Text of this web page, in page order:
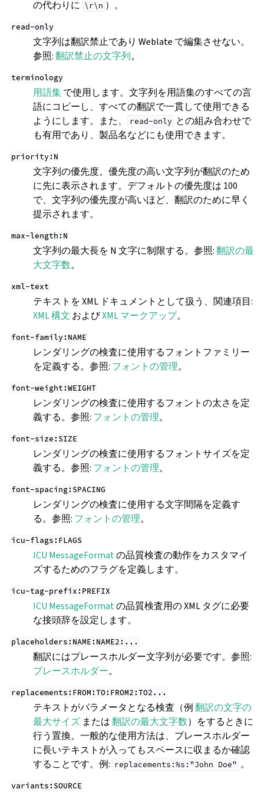
の代わりに \r\n ）。
read-only
文字列は翻訳禁止であり Weblate で編集させない。
参照:翻訳禁止の文字列。
terminology
用語集で使用します。文字列を用語集のすべての言
語にコピーし、すべての翻訳で一貫して使用できる
ようにします。また、
read-only との組み合わせで
も有用であり、製品名などにも使用できます。
priority:N
文字列の優先度。優先度の高い文字列が翻訳のため
に先に表示されます。デフォルトの優先度は 100
で、文字列の優先度が高いほど、翻訳のために早く
提示されます。
max-length:N
文字列の最大長を N 文字に制限する。参照:翻訳の最
大文字数。
xml-text
テキストを XML ドキュメントとして扱う、関連項目:
XML 構文 およびXML マークアップ。
font-family:NAME
レンダリングの検査に使用するフォントファミリー
を定義する。参照: フォントの管理。
font-weight:WEIGHT
レンダリングの検査に使用するフォントの太さを定
義する。参照: フォントの管理。
font-size:SIZE
レンダリングの検査に使用するフォントサイズを定
義する。参照: フォントの管理。
font-spacing:SPACING
レンダリングの検査に使用する文字間隔を定義す
る。参照: フォントの管理。
icu-flags:FLAGS
ICU MessageFormatの品質検査の動作をカスタマイ
ズするためのフラグを定義します。
icu-tag-prefix:PREFIX
ICU MessageFormatの品質検査用の XML タグに必要
な接頭辞を設定します。
placeholders:NAME:NAME2:...
翻訳にはプレースホルダー文字列が必要です。参照:
プレースホルダー。
replacements:FROM:TO:FROM2:TO2...
テキストがパラメータとなる検査（例翻訳の文字の
最大サイズ または翻訳の最大文字数）をするときに
行う置換。一般的な使用方法は、プレースホルダー
に長いテキストが入ってもスペースに収まるか確認
することです。例: replacements:%s:"John Doe" 。
variants:SOURCE